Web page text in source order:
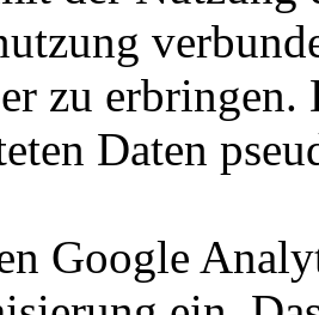
zu erbringen.
Daten
Google